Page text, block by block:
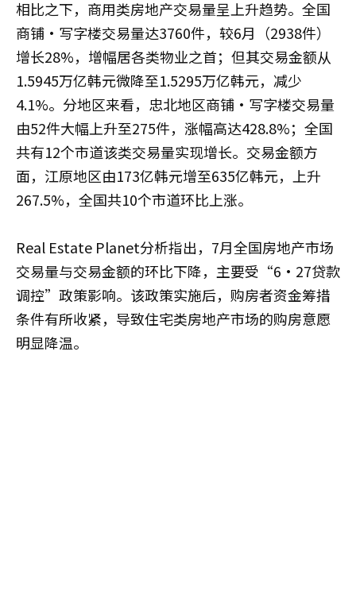
相比之下，商用类房地产交易量呈上升趋势。全国
商铺·写字楼交易量达3760件，较6月（2938件）
增长28%，增幅居各类物业之首；但其交易金额从
1.5945万亿韩元微降至1.5295万亿韩元，减少
4.1%。分地区来看，忠北地区商铺·写字楼交易量
由52件大幅上升至275件，涨幅高达428.8%；全国
共有12个市道该类交易量实现增长。交易金额方
面，江原地区由173亿韩元增至635亿韩元，上升
267.5%，全国共10个市道环比上涨。
Real Estate Planet分析指出，7月全国房地产市场
交易量与交易金额的环比下降，主要受“6·27贷款
调控”政策影响。该政策实施后，购房者资金筹措
条件有所收紧，导致住宅类房地产市场的购房意愿
明显降温。